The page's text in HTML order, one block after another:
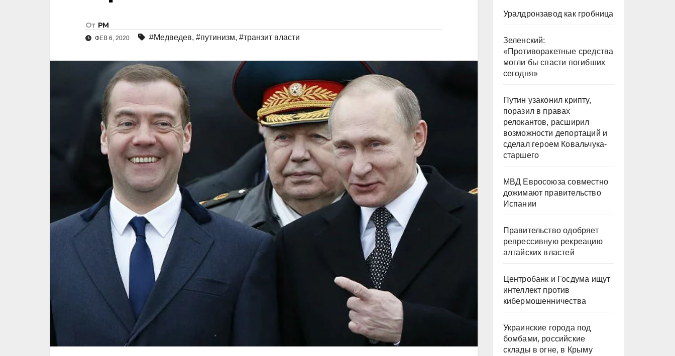
От РМ
ФЕВ 6, 2020 #Медведев, #путинизм, #транзит власти
Уралдронзавод как гробница
Зеленский:
«Противоракетные средства
могли бы спасти погибших
сегодня»
Путин узаконил крипту,
поразил в правах
релокантов, расширил
возможности депортаций и
сделал героем Ковальчука-
старшего
МВД Евросоюза совместно
дожимают правительство
Испании
Правительство одобряет
репрессивную рекреацию
алтайских властей
Центробанк и Госдума ищут
интеллект против
кибермошенничества
Украинские города под
бомбами, российские
склады в огне, в Крыму